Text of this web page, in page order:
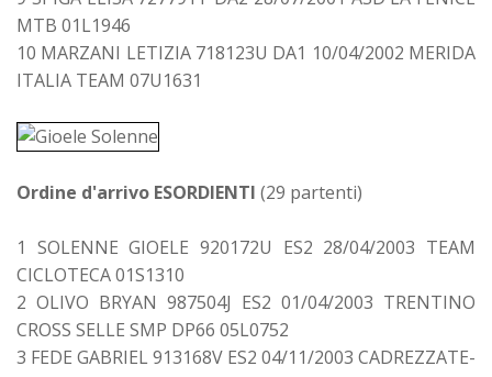
MTB 01L1946
10 MARZANI LETIZIA 718123U DA1 10/04/2002 MERIDA
ITALIA TEAM 07U1631
Ordine d'arrivo ESORDIENTI (29 partenti)
1 SOLENNE GIOELE 920172U ES2 28/04/2003 TEAM
CICLOTECA 01S1310
2 OLIVO BRYAN 987504J ES2 01/04/2003 TRENTINO
CROSS SELLE SMP DP66 05L0752
3 FEDE GABRIEL 913168V ES2 04/11/2003 CADREZZATE-